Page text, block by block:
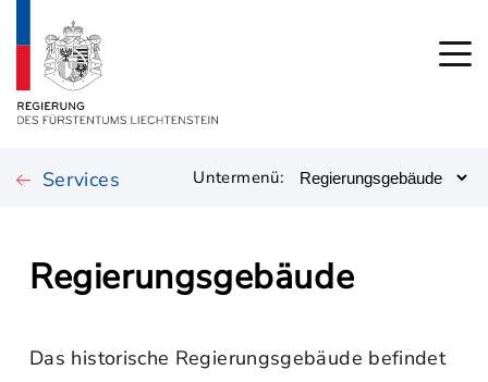
Services Untermenü:
Regierungsgebäude
Das historische Regierungsgebäude befindet